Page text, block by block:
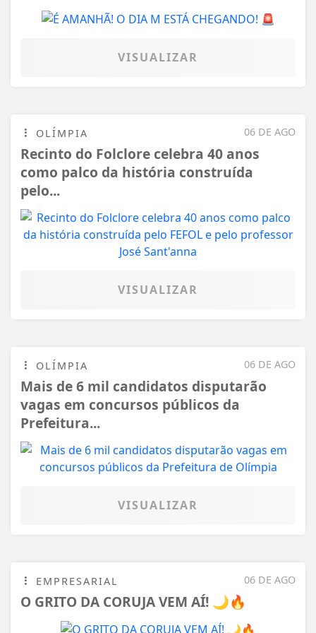
VISUALIZAR
06 DE AGO
OLÍMPIA
Recinto do Folclore celebra 40 anos
como palco da história construída
pelo...
VISUALIZAR
06 DE AGO
OLÍMPIA
Mais de 6 mil candidatos disputarão
vagas em concursos públicos da
Prefeitura...
VISUALIZAR
06 DE AGO
EMPRESARIAL
O GRITO DA CORUJA VEM AÍ! 🌙🔥